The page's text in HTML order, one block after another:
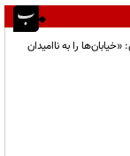
را به ناامیدان